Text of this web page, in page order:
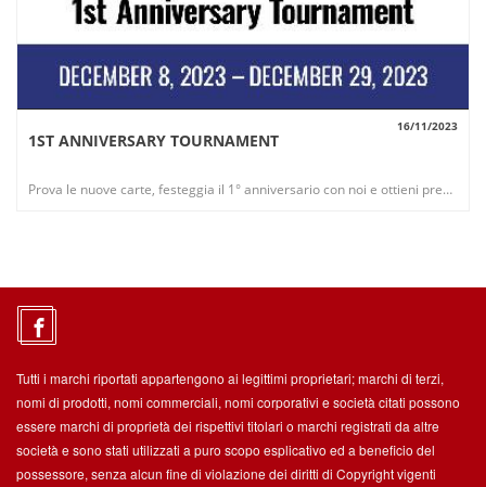
VISUALIZZA
16/11/2023
1ST ANNIVERSARY TOURNAMENT
Prova le nuove carte, festeggia il 1° anniversario con noi e ottieni premi esclusivi!
Tutti i marchi riportati appartengono ai legittimi proprietari; marchi di terzi,
nomi di prodotti, nomi commerciali, nomi corporativi e società citati possono
essere marchi di proprietà dei rispettivi titolari o marchi registrati da altre
società e sono stati utilizzati a puro scopo esplicativo ed a beneficio del
possessore, senza alcun fine di violazione dei diritti di Copyright vigenti